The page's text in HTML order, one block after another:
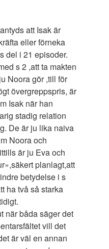
att Isak är
eller förneka
del i 21 episoder.
s 2 ,att ta makten
Noora gör ,till för
övergreppspris, är
Isak när han
stadig relation
De är ju lika naiva
Noora och
är ju Eva och
planlagt,att
betydelse i s
ha två så starka
när båda säger det
vill det
är väl en annan